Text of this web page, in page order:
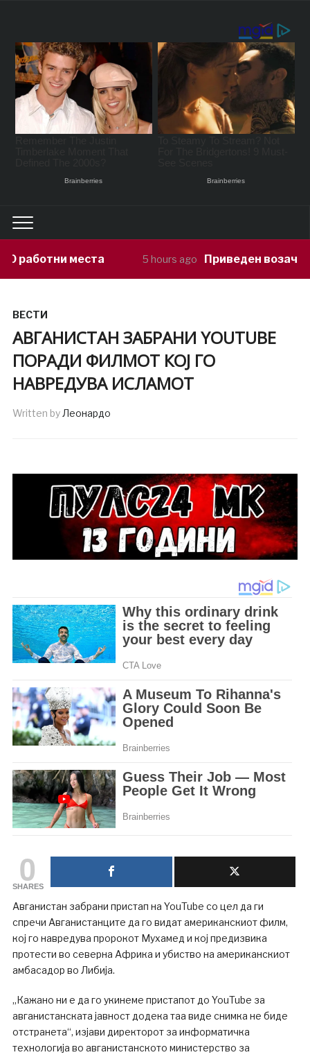
5 hours ago Приведен возач кој ја предизвикал
ВЕСТИ
АВГАНИСТАН ЗАБРАНИ YOUTUBE
ПОРАДИ ФИЛМОТ КОЈ ГО
НАВРЕДУВА ИСЛАМОТ
Written byЛеонардо
0
SHARES
Авганистан забрани пристап на YouTube со цел да ги
спречи Авганистанците да го видат американскиот филм,
кој го навредува пророкот Мухамед и кој предизвика
протести во северна Африка и убиство на американскиот
амбасадор во Либија.
„Кажано ни е да го укинеме пристапот до YouTube за
авганистанската јавност додека таа виде снимка не биде
отстранета“, изјави директорот за информатичка
технологија во авганистанското министерство за